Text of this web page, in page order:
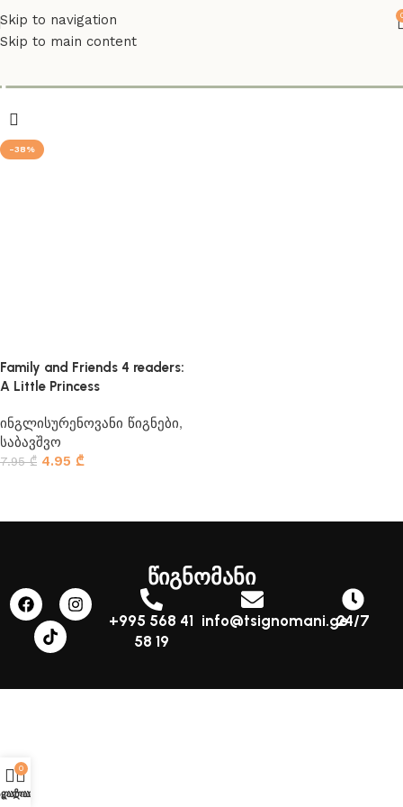
Skip to navigation
Skip to main content
-38%
Family and Friends 4 readers:
A Little Princess
ინგლისურენოვანი წიგნები,
საბავშვო
7.95₾ 4.95 ₾
წიგნომანი
+995 568 41
58 19
info@tsignomani.ge24/7
0
კალათა